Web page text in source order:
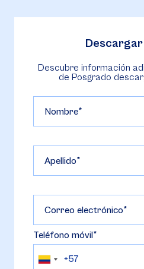
Descubre información
de Posgrado
Nombre
Apellido
Correo electrónico
Teléfono móvil